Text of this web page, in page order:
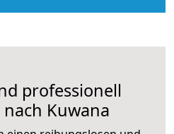
professionell
Kuwana